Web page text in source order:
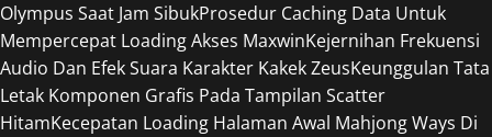
Olympus Saat Jam SibukProsedur Caching Data Untuk
Mempercepat Loading Akses MaxwinKejernihan Frekuensi
Audio Dan Efek Suara Karakter Kakek ZeusKeunggulan Tata
Letak Komponen Grafis Pada Tampilan Scatter
HitamKecepatan Loading Halaman Awal Mahjong Ways Di